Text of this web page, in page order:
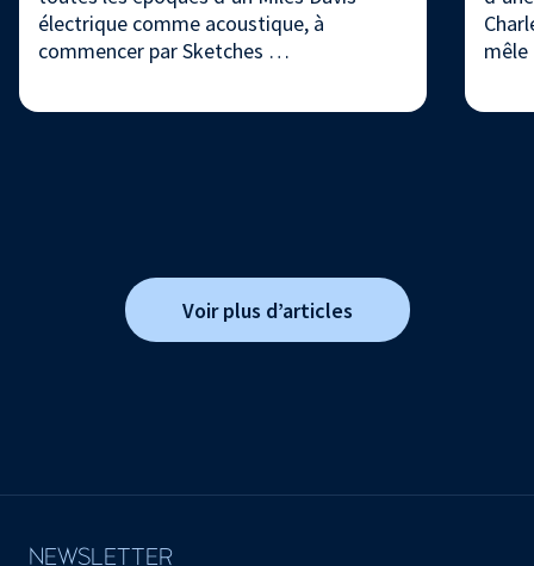
électrique comme acoustique, à
commencer par Sketches …
Voir plus d’articles
NEWSLETTER